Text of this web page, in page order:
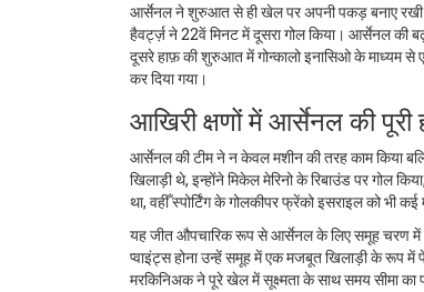
आर्सेनल ने शुरुआत से ही खेल पर अपनी पकड़ बनाए
हैवर्ट्ज़ ने 22वें मिनट में दूसरा गोल किया। आर्सेनल की
दूसरे हाफ़ की शुरुआत में गोन्कालो इनासिओ के माध्यम से
कर दिया गया।
आखिरी क्षणों में आर्सेनल की पूरी
आर्सेनल की टीम ने न केवल मशीन की तरह काम किया
खिलाड़ी थे, इन्होंने मिकेल मेरिनो के रिबाउंड पर गोल
था, वहीँ स्पोर्टिंग के गोलकीपर फ्रेंको इसराइल को भी कई
यह जीत औपचारिक रूप से आर्सेनल के लिए समूह चरण में
प्वाइंट्स होना उन्हें समूह में एक मजबूत खिलाड़ी के रूप
मरकिनिअक ने पूरे खेल में सूक्ष्मता के साथ समय सीमा का